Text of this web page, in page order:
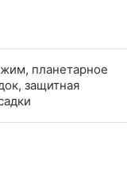
планетарное
защитная